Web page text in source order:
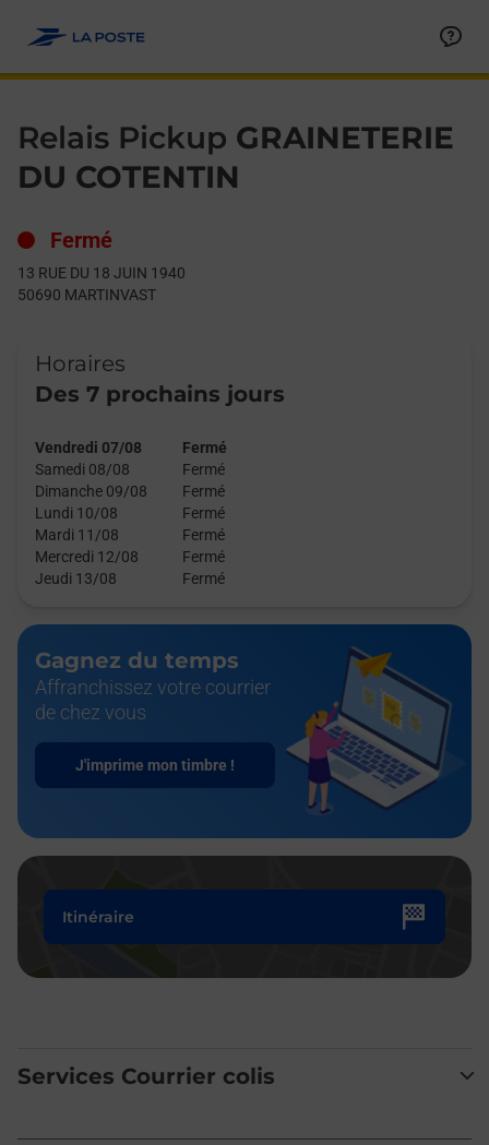
Relais Pickup GRAINETERIE
DU COTENTIN
Fermé
13 RUE DU 18 JUIN 1940
50690 MARTINVAST
Horaires
Des 7 prochains jours
Vendredi 07/08
Fermé
Samedi 08/08
Fermé
Dimanche 09/08
Fermé
Lundi 10/08
Fermé
Mardi 11/08
Fermé
Mercredi 12/08
Fermé
Jeudi 13/08
Fermé
Gagnez du temps
Affranchissez votre courrier
de chez vous
J'imprime mon timbre !
Itinéraire
Services Courrier colis